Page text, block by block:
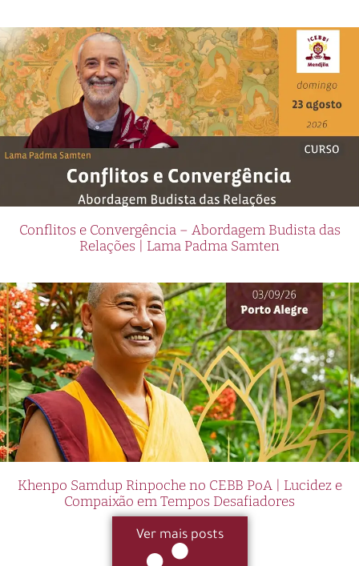
Conflitos e Convergência – Abordagem Budista das
Relações | Lama Padma Samten
Khenpo Samdup Rinpoche no CEBB PoA | Lucidez e
Compaixão em Tempos Desafiadores
Ver mais posts